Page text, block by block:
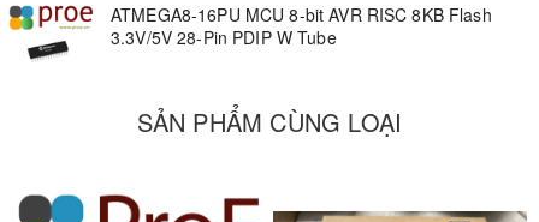
HTS 8542.31.00.01
6.76(Max)
Package Length 37.4(Max)
ATMEGA8-16PU MCU 8-bit AVR RISC 8KB Flash
3.3V/5V 28-Pin PDIP W Tube
SẢN PHẨM CÙNG LOẠI